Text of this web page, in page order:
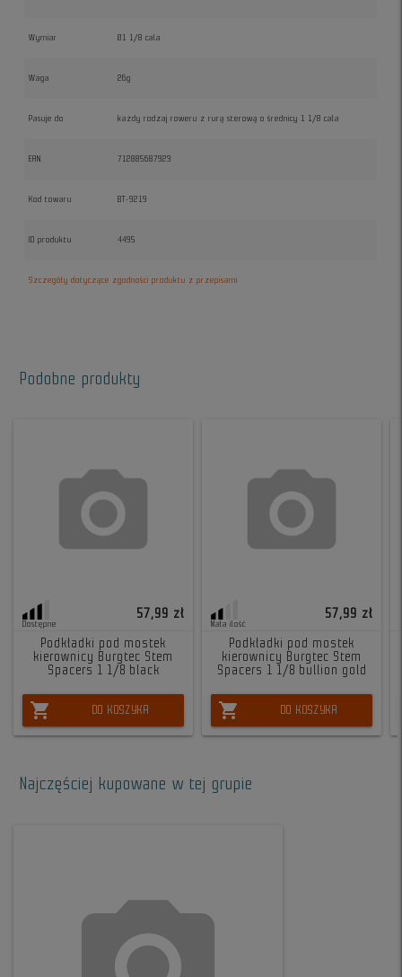
Wymiar Ø1 1/8 cala
Waga 26g
Pasuje do każdy rodzaj roweru z rurą sterową o średnicy 1 1/8 cala
EAN 712885687923
Kod towaru BT-9219
ID produktu 4495
Szczegóły dotyczące zgodności produktu z przepisami
Podobne produkty
Dostępne
57,99 zł
Podkładki pod mostek
kierownicy Burgtec Stem
Spacers 1 1/8 black
shopping_cart DO KOSZYKA
Mała ilość
57,99 zł
Podkładki pod mostek
kierownicy Burgtec Stem
Spacers 1 1/8 bullion gold
shopping_cart DO KOSZYKA
Najczęściej kupowane w tej grupie